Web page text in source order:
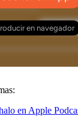
en Apple